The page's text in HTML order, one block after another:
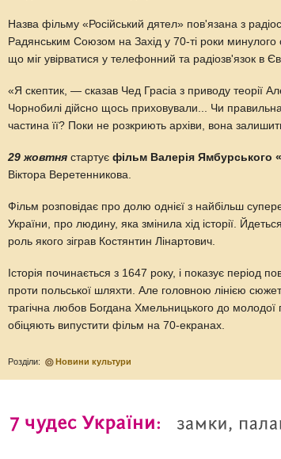
Назва фільму «Російський дятел» пов'язана з
Радянським Союзом на Захід у 70-ті роки минулого
що міг увірватися у телефонний та радіозв'язок в
«Я скептик, — сказав Чед Грасіа з приводу теорії
Чорнобилі дійсно щось приховували... Чи
частина її? Поки не розкриють архіви, вона
29 жовтня стартуєфільм Валерія Ямбурського
Віктора Веретенникова.
Фільм розповідає про долю однієї з найбільш
України, про людину, яка змінила хід історії.
роль якого зіграв Костянтин Лінартович.
Історія починається з 1647 року, і показує період
проти польської шляхти. Але головною лінією
трагічна любов Богдана Хмельницького до
обіцяють випустити фільм на 70-екранах.
Розділи: Новини культури